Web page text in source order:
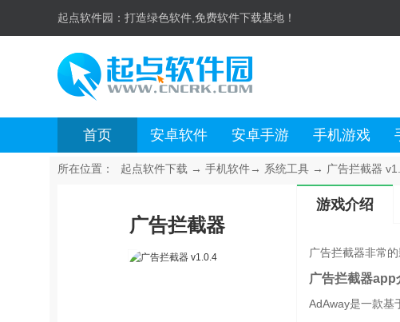
起点软件园： 打造绿色软件,免费软件下载基地！
首页 安卓软件 安卓手游 手机游戏
所在位置： 起点软件下载 → 手机软件→ 系统工具 → 广告拦截器
广告拦截器
游戏介绍
广告拦截器非常
广告拦截器app
AdAway是一款基